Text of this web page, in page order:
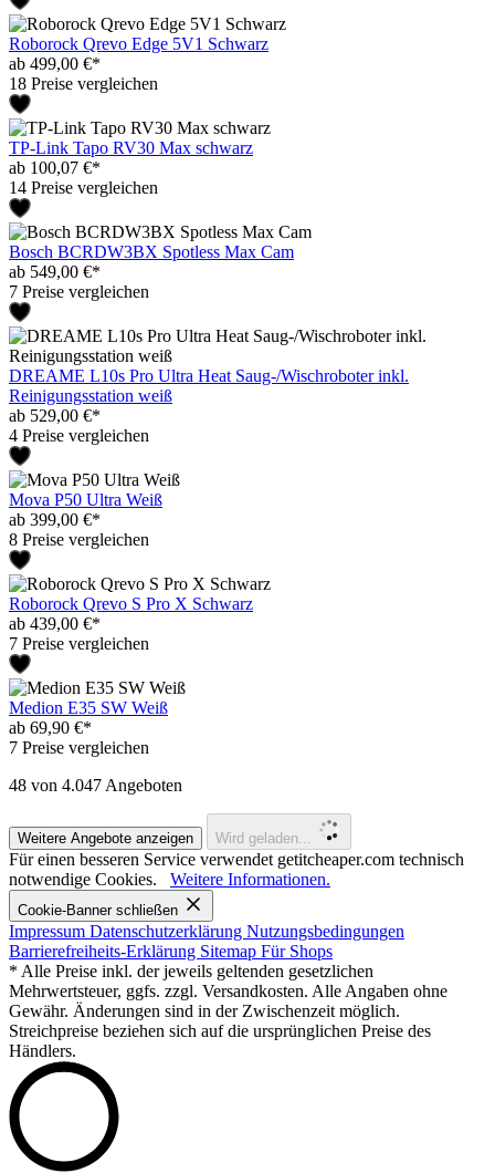
Roborock Qrevo Edge 5V1 Schwarz
ab 499,00 €*
18 Preise vergleichen
TP-Link Tapo RV30 Max schwarz
ab 100,07 €*
14 Preise vergleichen
Bosch BCRDW3BX Spotless Max Cam
ab 549,00 €*
7 Preise vergleichen
DREAME L10s Pro Ultra Heat Saug-/Wischroboter inkl.
Reinigungsstation weiß
ab 529,00 €*
4 Preise vergleichen
Mova P50 Ultra Weiß
ab 399,00 €*
8 Preise vergleichen
Roborock Qrevo S Pro X Schwarz
ab 439,00 €*
7 Preise vergleichen
Medion E35 SW Weiß
ab 69,90 €*
7 Preise vergleichen
48 von 4.047 Angeboten
Weitere Angebote anzeigen Wird geladen...
Für einen besseren Service verwendet getitcheaper.com technisch
notwendige Cookies.
Weitere Informationen.
Cookie-Banner schließen
Impressum Datenschutzerklärung Nutzungsbedingungen
Barrierefreiheits-Erklärung Sitemap Für Shops
* Alle Preise inkl. der jeweils geltenden gesetzlichen
Mehrwertsteuer, ggfs. zzgl. Versandkosten. Alle Angaben ohne
Gewähr. Änderungen sind in der Zwischenzeit möglich.
Streichpreise beziehen sich auf die ursprünglichen Preise des
Händlers.